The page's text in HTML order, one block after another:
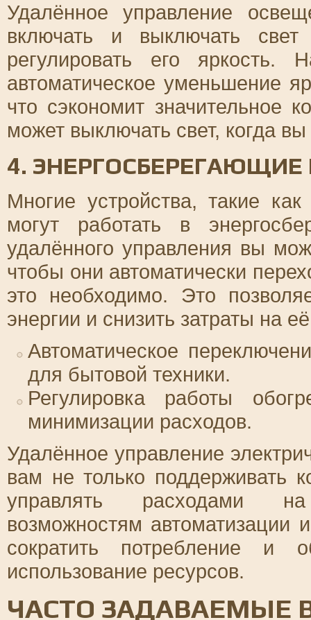
Удалённое управление
включать и выключать
регулировать его яркость.
автоматическое уменьшение
что сэкономит значительное
может выключать свет, когда
4.
Многие устройства, такие
могут работать в
удалённого управления вы
чтобы они автоматически
это необходимо. Это
энергии и снизить затраты на
Автоматическое
для бытовой техники.
Регулировка работы
минимизации расходов.
Удалённое управление
вам не только поддерживать
управлять расходами на
возможностям автоматизации
сократить потребление и
использование ресурсов.
ЧАСТО ЗАДАВАЕМЫЕ